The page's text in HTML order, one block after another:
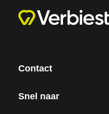
Contact
Snel naar